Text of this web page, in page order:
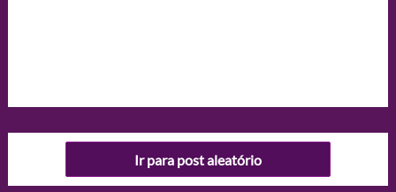
Ir para post aleatório